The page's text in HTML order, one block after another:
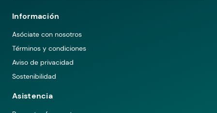
Información
Asóciate con nosotros
Términos y condiciones
Aviso de privacidad
Sostenibilidad
Asistencia